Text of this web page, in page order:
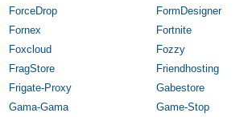
ForceDrop
FormDesigner
Fornex
Fortnite
Foxcloud
Fozzy
FragStore
Friendhosting
Frigate-Proxy
Gabestore
Gama-Gama
Game-Stop